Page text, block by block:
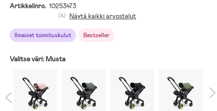
Artikkelinro. 10253473
Ilmaiset toimituskulut Bestseller
(4) Näytä kaikki arvostelut
Valitse väri: Musta